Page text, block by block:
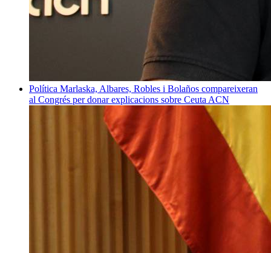
Política Marlaska, Albares, Robles i Bolaños compareixeran
al Congrés per donar explicacions sobre Ceuta ACN